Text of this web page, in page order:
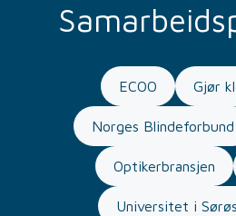
ECOO Gjør
Norges Blindeforbund
Optikerbransjen
Universitet i